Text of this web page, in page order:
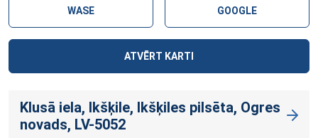
WASE GOOGLE
ATVĒRT KARTI
Klusā iela, Ikšķile, Ikšķiles pilsēta, Ogres
novads, LV-5052